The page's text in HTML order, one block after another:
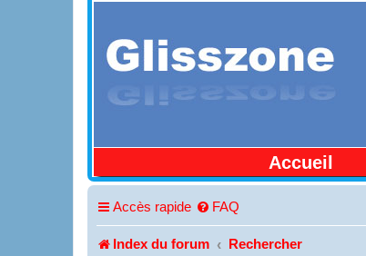
Accueil
Accès rapide FAQ
Index du forum Rechercher